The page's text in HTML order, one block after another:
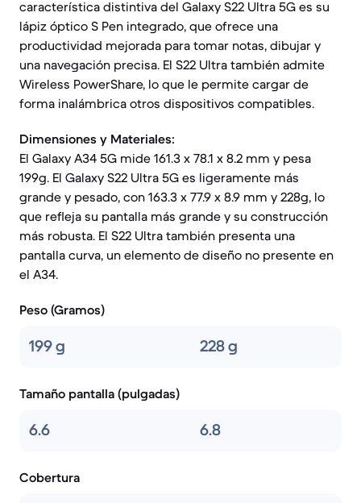
característica distintiva del Galaxy S22 Ultra 5G es su
lápiz óptico S Pen integrado, que ofrece una
productividad mejorada para tomar notas, dibujar y
una navegación precisa. El S22 Ultra también admite
Wireless PowerShare, lo que le permite cargar de
forma inalámbrica otros dispositivos compatibles.
Dimensiones y Materiales:
El Galaxy A34 5G mide 161.3 x 78.1 x 8.2 mm y pesa
199g. El Galaxy S22 Ultra 5G es ligeramente más
grande y pesado, con 163.3 x 77.9 x 8.9 mm y 228g, lo
que refleja su pantalla más grande y su construcción
más robusta. El S22 Ultra también presenta una
pantalla curva, un elemento de diseño no presente en
el A34.
Peso (Gramos)
199 g 228 g
Tamaño pantalla (pulgadas)
6.6 6.8
Cobertura